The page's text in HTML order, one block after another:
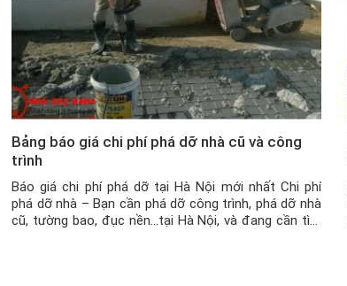
Bảng báo giá chi phí phá dỡ nhà cũ và công
trình
Báo giá chi phí phá dỡ tại Hà Nội mới nhất Chi phí
phá dỡ nhà – Bạn cần phá dỡ công trình, phá dỡ nhà
cũ, tường bao, đục nền…tại Hà Nội, và đang cần tìm